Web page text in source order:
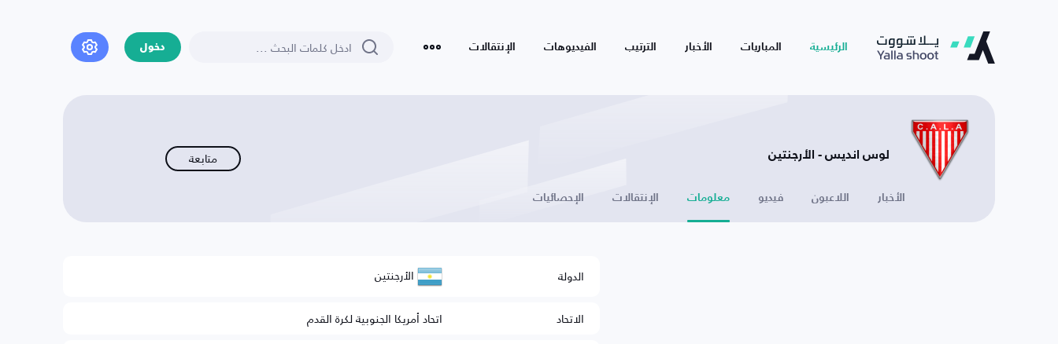
الرئيسية المباريات الأخبار الترتيب الفيديوهات الإنتقالات دخول
لوس انديس - الأرجنتين متابعة
الأخبار اللاعبون فيديو معلومات الإنتقالات الإحصائيات
الدولة الأرجنتين
الاتحاد
اتحاد أمريكا الجنوبية لكرة القدم